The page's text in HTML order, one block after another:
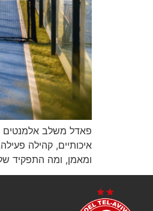
פאדל משלב אלמנטים
איכותיים, קהילה
ומאמן, ומה התפקיד